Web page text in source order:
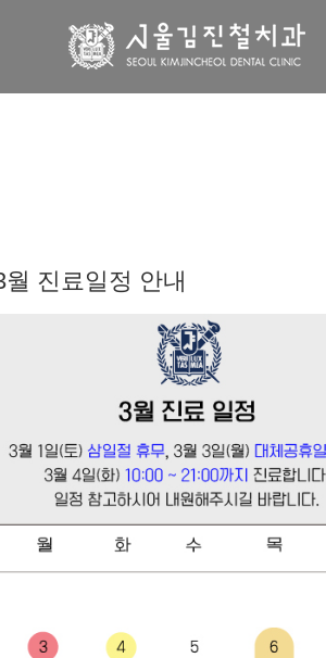
월 진료일정 안내